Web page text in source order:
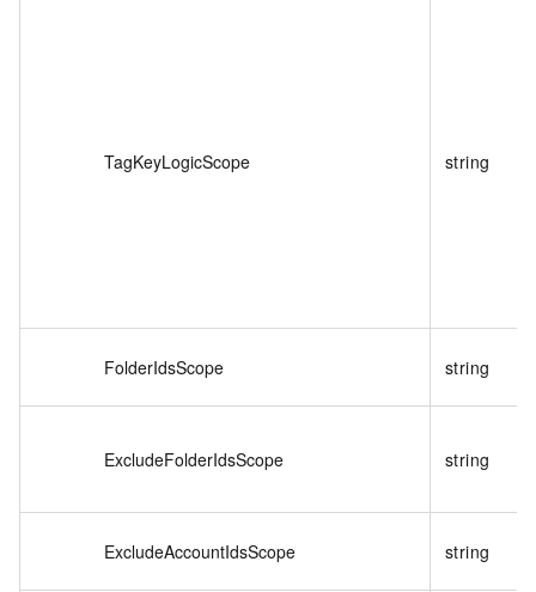
TagKeyLogicScope string
FolderIdsScope string
ExcludeFolderIdsScope string
ExcludeAccountIdsScope string